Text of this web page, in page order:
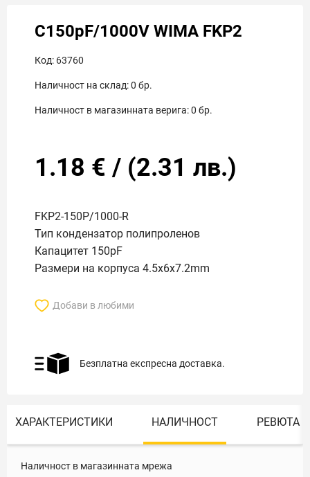
C150pF/1000V WIMA FKP2
Код: 63760
Наличност на склад:0 бр.
Наличност в магазинната верига:0 бр.
1.18 € / (2.31 лв.)
FKP2-150P/1000-R
Тип кондензатор полипроленов
Капацитет 150pF
Размери на корпуса 4.5x6x7.2mm
Добави в любими
Безплатна експресна доставка.
ХАРАКТЕРИСТИКИ НАЛИЧНОСТ РЕВЮТА
Наличност в магазинната мрежа